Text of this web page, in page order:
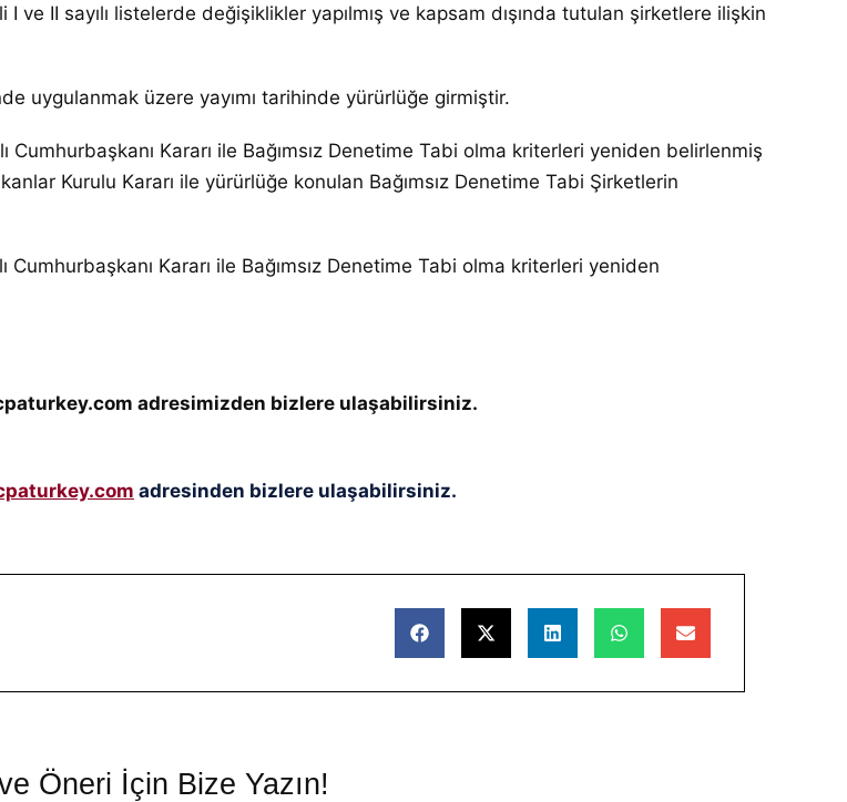
ve II sayılı listelerde değişiklikler yapılmış ve kapsam dışında tutulan şirketlere ilişkin
uygulanmak üzere yayımı tarihinde yürürlüğe girmiştir.
Kararı ile Bağımsız Denetime Tabi olma kriterleri yeniden belirlenmiş
Kurulu Kararı ile yürürlüğe konulan Bağımsız Denetime Tabi Şirketlerin
Kararı ile Bağımsız Denetime Tabi olma kriterleri yeniden
adresimizden bizlere ulaşabilirsiniz.
adresinden bizlere ulaşabilirsiniz.
Öneri İçin Bize Yazın!